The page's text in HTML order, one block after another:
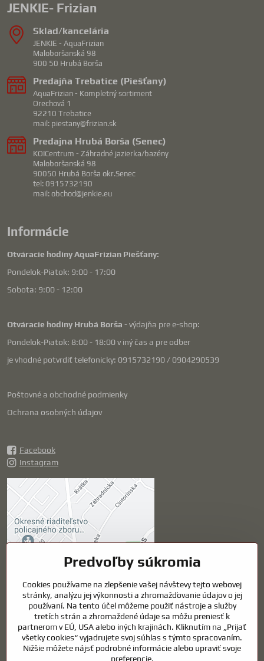
JENKIE- Frizian
Sklad/kancelária
JENKIE - AquaFrizian
Maloboršanská 98
900 50 Hrubá Borša
Predajňa Trebatice (Piešťany)
AquaFrizian - Kompletný sortiment
Orechová 1
92210 Trebatice
mail: piestany@frizian.sk
Predajna Hrubá Borša (Senec)
KOICentrum - Záhradné jazierka/bazény
Maloboršanská 98
90050 Hrubá Borša okr.Senec
tel: 0915732190
mail: obchod@jenkie.eu
Informácie
Otváracie hodiny AquaFrizian Piešťany:
Pondelok-Piatok: 9:00 - 17:00
Sobota: 9:00 - 12:00
Otváracie hodiny Hrubá Borša - výdajňa pre e-shop:
Pondelok-Piatok: 8:00 - 18:00 v iný čas a pre odber
je vhodné potvrdiť telefonicky: 0915732190 / 0904290539
Poštovné a obchodné podmienky
Ochrana osobných údajov
Facebook
Instagram
Externý obsah je
blokovaný Voľbami
súkromia
Prajete si načítať externý obsah?
Povoliť tentokrát
Povoliť a zapamätať -
súhlas s druhom cookie:
Funkčné
Predvoľby súkromia
Cookies používame na zlepšenie vašej návštevy tejto webovej
stránky, analýzu jej výkonnosti a zhromažďovanie údajov o jej
používaní. Na tento účel môžeme použiť nástroje a služby
tretích strán a zhromaždené údaje sa môžu preniesť k
partnerom v EÚ, USA alebo iných krajinách. Kliknutím na „Prijať
všetky cookies“ vyjadrujete svoj súhlas s týmto spracovaním.
Nižšie môžete nájsť podrobné informácie alebo upraviť svoje
preferencie.